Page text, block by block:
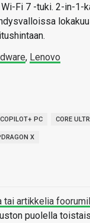
Fi 7 -tuki. 2-in-1-
, Lenovo
COPILOT+ PC CORE
X
tai artikkelia
puolella